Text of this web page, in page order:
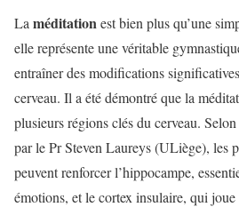
La méditation est bien plus qu’une
elle représente une véritable
entraîner des modifications
cerveau. Il a été démontré que la
plusieurs régions clés du cerveau.
par le Pr Steven Laureys (ULiège), les
peuvent renforcer l’hippocampe,
émotions, et le cortex insulaire, qui